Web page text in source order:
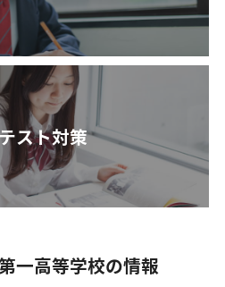
スト対策
一高等学校の情報